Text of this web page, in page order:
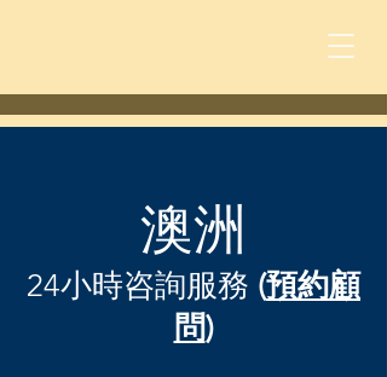
澳洲
24小時咨詢服務 (預約顧
問)